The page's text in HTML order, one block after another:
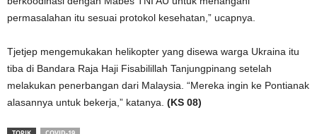
permasalahan itu sesuai protokol kesehatan,” ucapnya.
Tjetjep mengemukakan helikopter yang disewa warga Ukraina itu
tiba di Bandara Raja Haji Fisabilillah Tanjungpinang setelah
melakukan penerbangan dari Malaysia. “Mereka ingin ke Pontianak
alasannya untuk bekerja,” katanya. (KS 08)